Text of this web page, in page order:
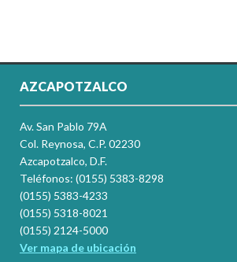
AZCAPOTZALCO
Av. San Pablo 79A
Col. Reynosa, C.P. 02230
Azcapotzalco, D.F.
Teléfonos: (0155) 5383-8298
(0155) 5383-4233
(0155) 5318-8021
(0155) 2124-5000
Ver mapa de ubicación